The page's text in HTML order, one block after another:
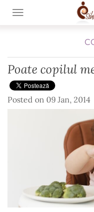
TOGGLE NAVIGATION
Poate copilul
Posted on 09 Jan, 2014